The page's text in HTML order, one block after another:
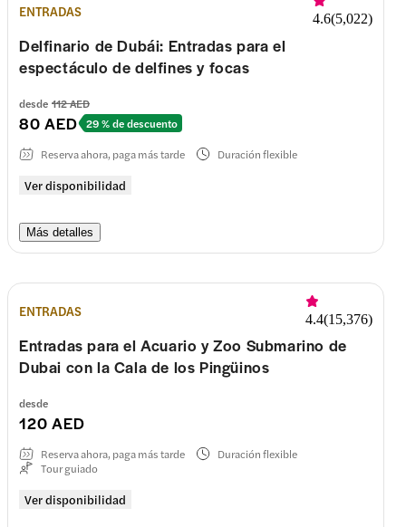
ENTRADAS 4.6(5,022)
Delfinario de Dubái: Entradas para el
espectáculo de delfines y focas
desde 112 AED
80 AED 29 % de descuento
Ver disponibilidad
Reserva ahora, paga más tarde Duración flexible
Más detalles
ENTRADAS 4.4(15,376)
Entradas para el Acuario y Zoo Submarino de
Dubai con la Cala de los Pingüinos
desde
120 AED
Ver disponibilidad
Reserva ahora, paga más tarde
Duración flexible
Tour guiado